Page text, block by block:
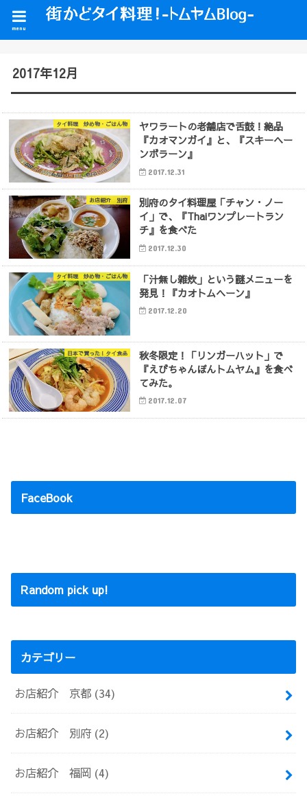
menu
2017年12月
タイ料理 炒め物・ごはん物
ヤワラートの老舗店で舌鼓！絶品
『カオマンガイ』と、『スキーヘー
ンボラーン』
2017.12.31
お店紹介 別府
別府のタイ料理屋「チャン・ノー
イ」で、『Thaiワンプレートラン
チ』を食べた
2017.12.30
タイ料理 炒め物・ごはん物
「汁無し雑炊」という謎メニューを
発見！『カオトムヘーン』
2017.12.20
日本で買った！タイ食品
秋冬限定！「リンガーハット」で
『えびちゃんぽんトムヤム』を食べ
てみた。
2017.12.07
FaceBook
Random pick up!
カテゴリー
お店紹介 京都 (34)
お店紹介 別府 (2)
お店紹介 福岡 (4)